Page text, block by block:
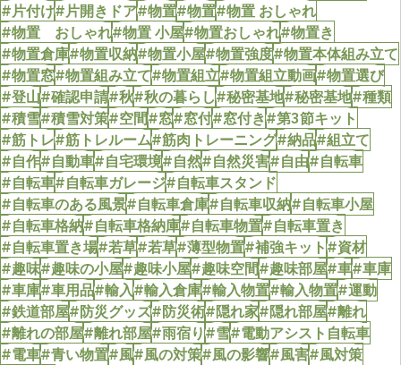
#片付け#片開きドア#物置#物置#物置 おしゃれ
#物置 おしゃれ#物置 小屋#物置おしゃれ#物置き
#物置倉庫#物置収納#物置小屋#物置強度#物置本体組み立て
#物置窓#物置組み立て#物置組立#物置組立動画#物置選び
#登山#確認申請#秋#秋の暮らし#秘密基地#秘密基地#種類
#積雪#積雪対策#空間#窓#窓付#窓付き#第3節キット
#筋トレ#筋トレルーム#筋肉トレーニング#納品#組立て
#自作#自動車#自宅環境#自然#自然災害#自由#自転車
#自転車#自転車ガレージ#自転車スタンド
#自転車のある風景#自転車倉庫#自転車収納#自転車小屋
#自転車格納#自転車格納庫#自転車物置#自転車置き
#自転車置き場#若草#若草#薄型物置#補強キット#資材
#趣味#趣味の小屋#趣味小屋#趣味空間#趣味部屋#車#車庫
#車庫#車用品#輸入#輸入倉庫#輸入物置#輸入物置#運動
#鉄道部屋#防災グッズ#防災術#隠れ家#隠れ部屋#離れ
#離れの部屋#離れ部屋#雨宿り#雪#電動アシスト自転車
#電車#青い物置#風#風の対策#風の影響#風害#風対策